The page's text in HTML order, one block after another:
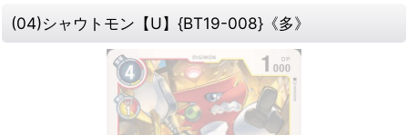
(04)シャウトモン【U】{BT19-008}《多》